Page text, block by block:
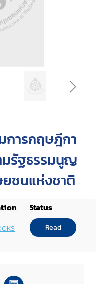
การกฤษฎีกา
มรัฐธรรมนูญ
ชนแห่งชาติ
Status
Read